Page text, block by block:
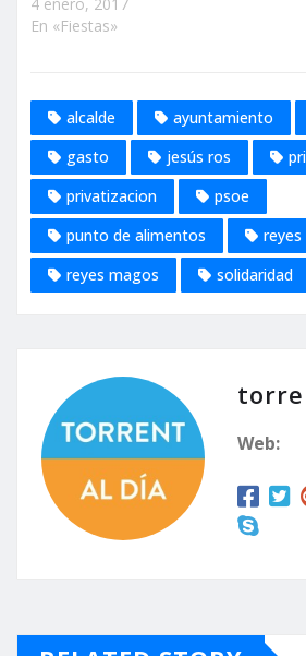
En «Fiestas»
alcalde ayuntamiento
gasto
jesús ros
privatizacion
psoe
punto de alimentos
reyes
reyes magos
solidaridad
Web: